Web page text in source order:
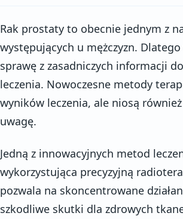
Rak prostaty to obecnie jednym z
występujących u mężczyzn.
sprawę z zasadniczych informacji
leczenia. Nowoczesne metody
wyników leczenia, ale niosą
uwagę.
Jedną z innowacyjnych metod
wykorzystująca precyzyjną
pozwala na skoncentrowane
szkodliwe skutki dla zdrowych